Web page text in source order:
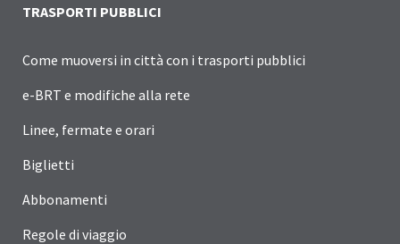
TRASPORTI PUBBLICI
Come muoversi in città con i trasporti pubblici
e-BRT e modifiche alla rete
Linee, fermate e orari
Biglietti
Abbonamenti
Regole di viaggio